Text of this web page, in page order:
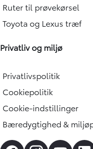
Ruter til prøvekørsel
Toyota og Lexus træf
Privatliv og miljø
Privatlivspolitik
Cookiepolitik
Cookie-indstillinger
Bæredygtighed &